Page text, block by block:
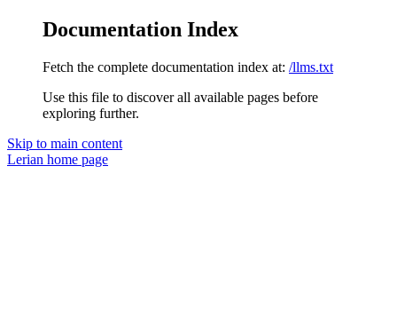
Documentation Index
Fetch the complete documentation index at: /llms.txt
Use this file to discover all available pages before
exploring further.
Skip to main content
Lerian home page